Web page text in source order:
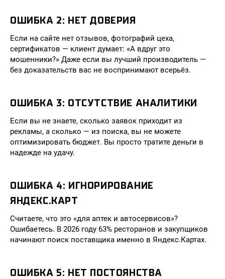
ОШИБКА 2: НЕТ ДОВЕРИЯ
Если на сайте нет отзывов, фотографий цеха,
сертификатов — клиент думает: «А вдруг это
мошенники?» Даже если вы лучший производитель —
без доказательств вас не воспринимают всерьёз.
ОШИБКА 3: ОТСУТСТВИЕ АНАЛИТИКИ
Если вы не знаете, сколько заявок приходит из
рекламы, а сколько — из поиска, вы не можете
оптимизировать бюджет. Вы просто тратите деньги в
надежде на удачу.
ОШИБКА 4: ИГНОРИРОВАНИЕ
ЯНДЕКС.КАРТ
Считаете, что это «для аптек и автосервисов»?
Ошибаетесь. В 2026 году 63% ресторанов и закупщиков
начинают поиск поставщика именно в Яндекс.Картах.
ОШИБКА 5: НЕТ ПОСТОЯНСТВА